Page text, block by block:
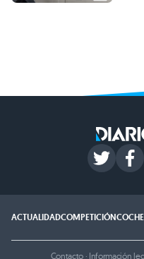
ACTUALIDADCOMPETICIÓN
Contacto · Información